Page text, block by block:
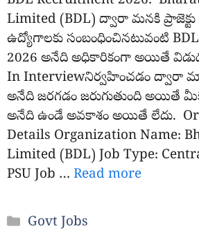
Limited (BDL) ద్వారా మనకి
ఉద్యోగాలకు సంబంధించినటువంటి
2026 అనేది అధికారికంగా అయితే
In Interviewనిర్వహించడం ద్వారా
అనేది జరగడం జరుగుతుంది అయితే
అనేది ఉండే అవకాశం అయితే లేదు.
Details Organization Name:
Limited (BDL) Job Type:
PSU Job … Read more
Categories
Govt Jobs